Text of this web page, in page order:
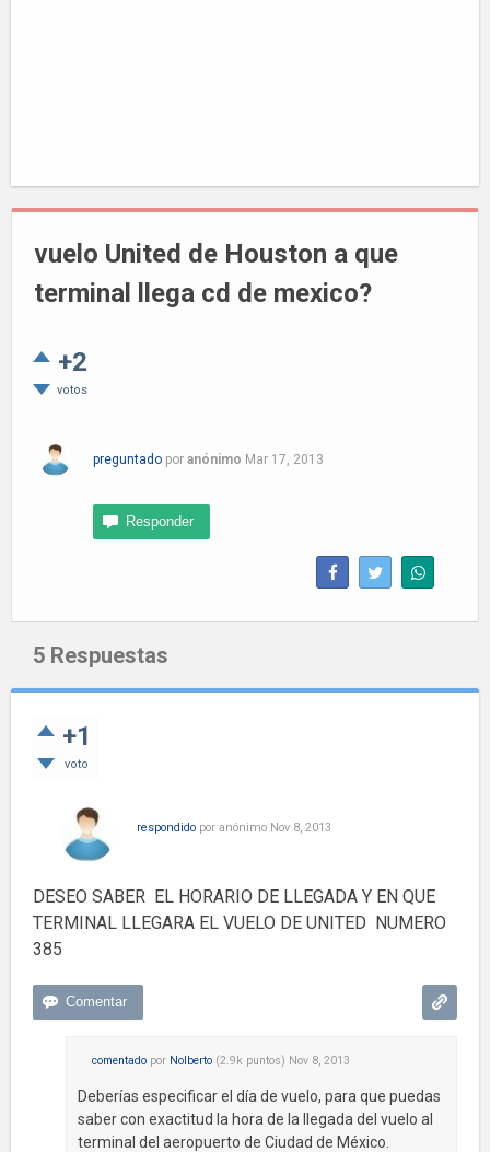
vuelo United de Houston a que
terminal llega cd de mexico?
+2
votos
preguntado por anónimo Mar 17, 2013
5 Respuestas
+1
voto
respondido por anónimo Nov 8, 2013
DESEO SABER EL HORARIO DE LLEGADA Y EN QUE
TERMINAL LLEGARA EL VUELO DE UNITED NUMERO
385
comentado por Nolberto (2.9k puntos) Nov 8, 2013
Deberías especificar el día de vuelo, para que puedas
saber con exactitud la hora de la llegada del vuelo al
terminal del aeropuerto de Ciudad de México.